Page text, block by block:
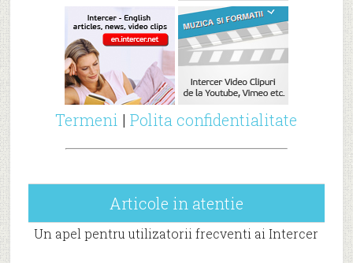
Termeni |Polita confidentialitate
Articole in atentie
Un apel pentru utilizatorii frecventi ai Intercer